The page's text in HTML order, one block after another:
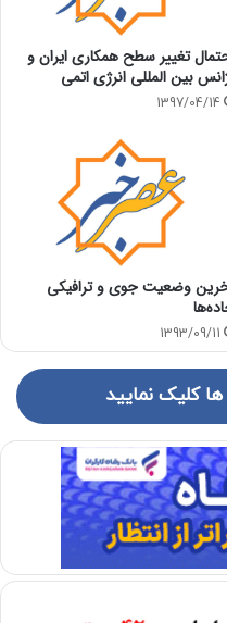
تغییر سطح همکاری ایران و
بین المللی انرژی اتمی
1397/04/14
وضعیت جوی و ترافیکی
1393/09/11
کلیک نمایید